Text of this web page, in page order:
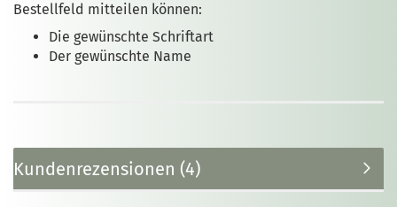
Bestellfeld mitteilen können:
Die gewünschte Schriftart
Der gewünschte Name
Kundenrezensionen (4)